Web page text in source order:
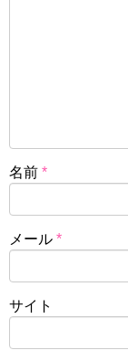
名前 *
メール *
サイト